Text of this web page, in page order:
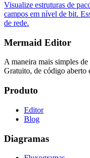
Visualize estruturas de
campos em nível de bit.
de rede.
Mermaid Editor
A maneira mais simples
Gratuito, de código aberto
Produto
Editor
Blog
Diagramas